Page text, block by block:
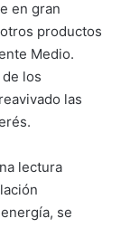
en gran
productos
Medio.
los
las
lectura
se